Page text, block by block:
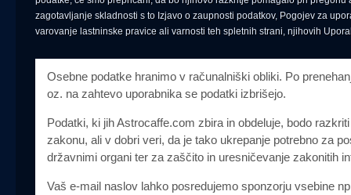
zagotavljanje skladnosti s to Izjavo o zaupnosti podatkov, Pogojev za
varovanje lastninske pravice ali varnosti teh spletnih strani, njihovih
Osebne podatke hranimo v računalniški obliki. Po
oz. na zahtevo uporabnika se podatki izbrišejo.
Podatki, ki jih Astrocaffe.com zbira in obdeluje, bodo
zakonu, ali v dobri veri, da je tako ukrepanje potrebno za
državnimi organi ter za zaščito in uresničevanje zakonitih
Vaš e-mail naslov lahko posredujemo sponzorju vsebine